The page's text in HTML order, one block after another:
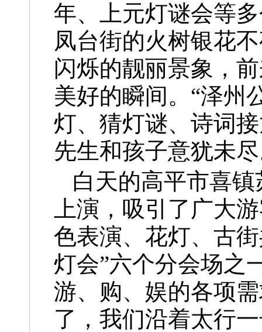
年、上元灯谜会等
凤台街的火树银花
闪烁的靓丽景象，
美好的瞬间。“泽州
灯、猜灯谜、诗词
先生和孩子意犹未
白天的高平市喜
上演，吸引了广大
色表演、花灯、古
灯会”六个分会场之
游、购、娱的各项
了，我们沿着太行